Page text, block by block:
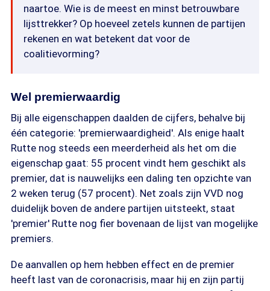
naartoe. Wie is de meest en minst betrouwbare
lijsttrekker? Op hoeveel zetels kunnen de partijen
rekenen en wat betekent dat voor de
coalitievorming?
Wel premierwaardig
Bij alle eigenschappen daalden de cijfers, behalve bij
één categorie: 'premierwaardigheid'. Als enige haalt
Rutte nog steeds een meerderheid als het om die
eigenschap gaat: 55 procent vindt hem geschikt als
premier, dat is nauwelijks een daling ten opzichte van
2 weken terug (57 procent). Net zoals zijn VVD nog
duidelijk boven de andere partijen uitsteekt, staat
'premier' Rutte nog fier bovenaan de lijst van mogelijke
premiers.
De aanvallen op hem hebben effect en de premier
heeft last van de coronacrisis, maar hij en zijn partij